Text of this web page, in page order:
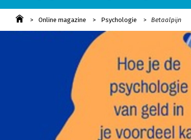
Online magazine Psychologie Betaalpijn